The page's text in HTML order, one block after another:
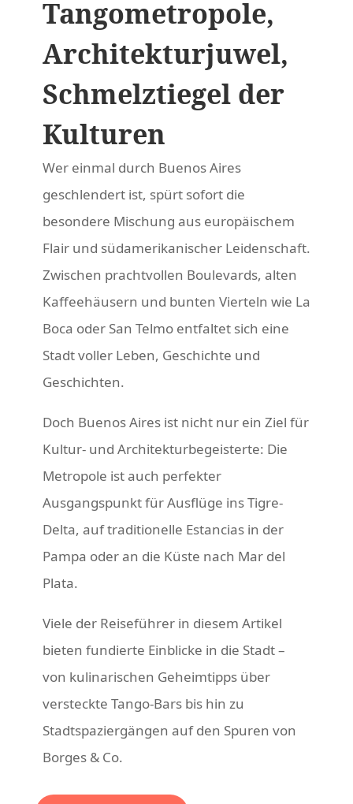
Tangometropole,
Architekturjuwel,
Schmelztiegel der
Kulturen
Wer einmal durch Buenos Aires
geschlendert ist, spürt sofort die
besondere Mischung aus europäischem
Flair und südamerikanischer Leidenschaft.
Zwischen prachtvollen Boulevards, alten
Kaffeehäusern und bunten Vierteln wie La
Boca oder San Telmo entfaltet sich eine
Stadt voller Leben, Geschichte und
Geschichten.
Doch Buenos Aires ist nicht nur ein Ziel für
Kultur- und Architekturbegeisterte: Die
Metropole ist auch perfekter
Ausgangspunkt für Ausflüge ins Tigre-
Delta, auf traditionelle Estancias in der
Pampa oder an die Küste nach Mar del
Plata.
Viele der Reiseführer in diesem Artikel
bieten fundierte Einblicke in die Stadt –
von kulinarischen Geheimtipps über
versteckte Tango-Bars bis hin zu
Stadtspaziergängen auf den Spuren von
Borges & Co.